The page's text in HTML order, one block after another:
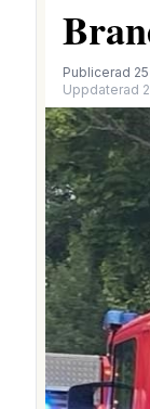
Publicerad
Uppdaterad